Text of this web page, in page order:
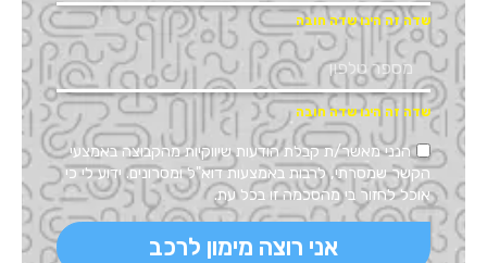
הנני מאשר/ת קבלת הודעות שיווקיות מהקבוצה באמצעי
הקשר שמסרתי, לרבות באמצעות דוא"ל ומסרונים. ידוע לי כי
אוכל לחזור בי מהסכמה זו בכל עת.
אני רוצה מימון לרכב